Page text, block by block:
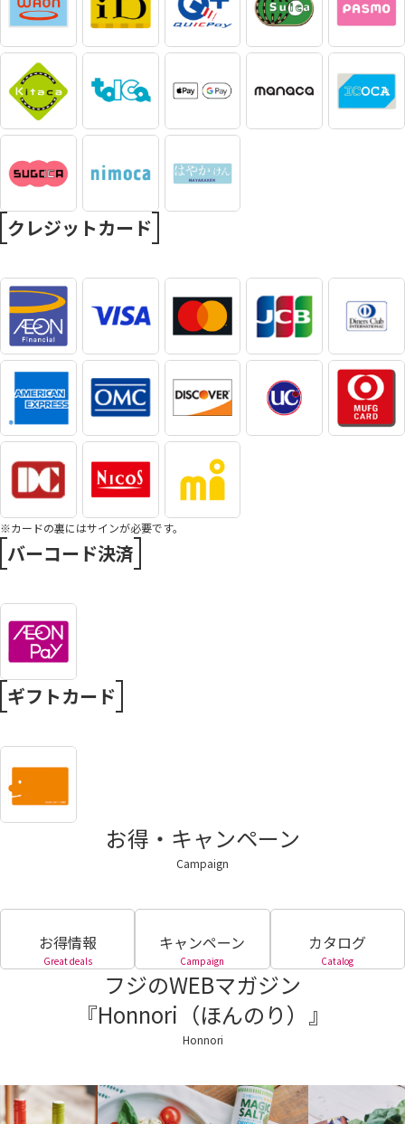
クレジットカード
※カードの裏にはサインが必要です。
バーコード決済
ギフトカード
お得・キャンペーン
Campaign
お得情報
Great deals
キャンペーン
Campaign
カタログ
Catalog
フジのWEBマガジン
『Honnori（ほんのり）』
Honnori